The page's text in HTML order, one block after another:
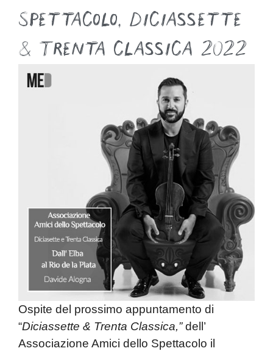
Spettacolo, Diciassette
& Trenta classica 2022
Ospite del prossimo appuntamento di
“Diciassette & Trenta Classica,”dell’
Associazione Amici dello Spettacolo il